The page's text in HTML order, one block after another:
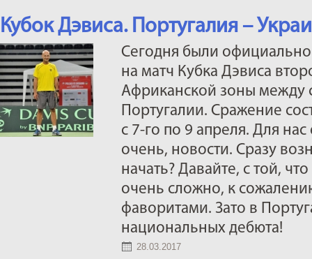
Кубок Дэвиса. Португалия –
Сегодня были
на матч Кубка Дэвиса
Африканской зоны между
Португалии. Сражение
с 7-го по 9 апреля. Для
очень, новости. Сразу
начать? Давайте, с той,
очень сложно, к
фаворитами. Зато в
национальных дебюта!
28.03.2017